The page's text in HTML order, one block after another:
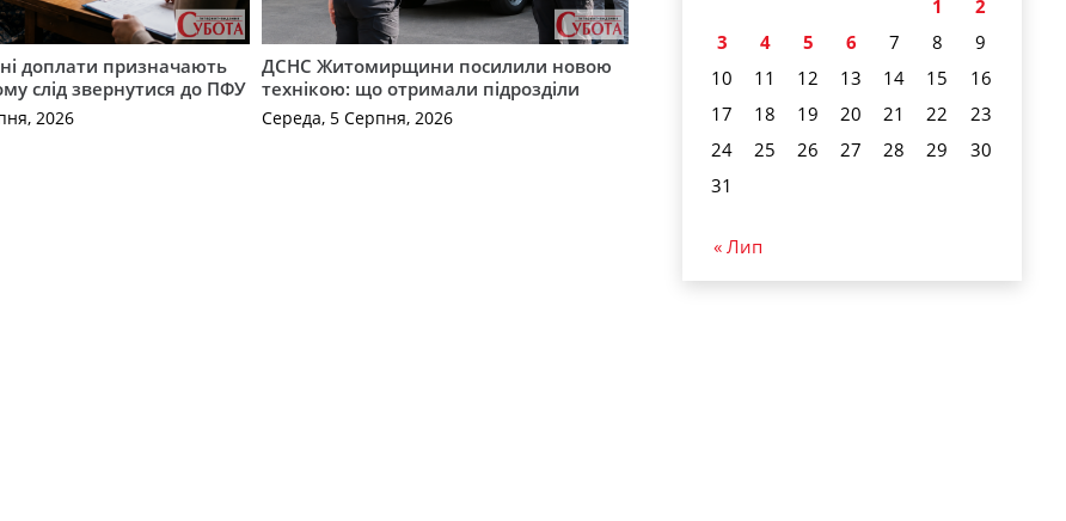
доплати призначають
слід звернутися до ПФУ
2026
ДСНС Житомирщини посилили новою
технікою: що отримали підрозділи
Середа, 5 Серпня, 2026
1
2
3
4 5 6 7 8
9
10
11 12 13 14 15
16
17
18 19 20 21 22
23
24
25 26 27 28 29
30
31
« Лип